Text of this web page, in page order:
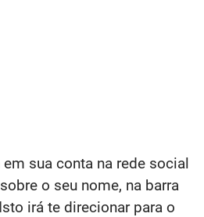
sua conta na rede social
o seu nome, na barra
irá te direcionar para o